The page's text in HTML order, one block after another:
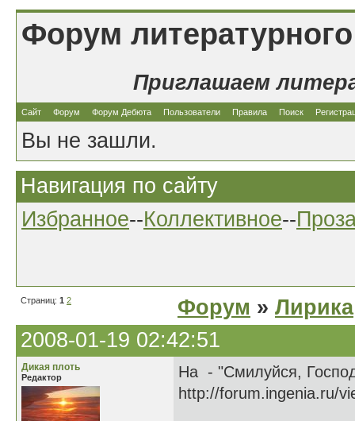
Форум
Приглашаем
Сайт Форум Форум Дебюта Пользователи Правила Поиск
Вы не зашли.
Навигация по сайту
Избранное--Коллективное--
Страниц: 1 2 Форум » Лирика
2008-01-19 02:42:51
Дикая плоть
Редактор
На - "Смилуйся,
http://forum.ingenia.ru/